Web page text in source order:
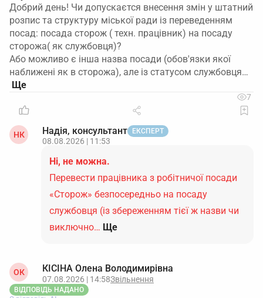
Добрий день! Чи допускаєтся внесення змін у штатний
розпис та структуру міської ради із переведенням
посад: посада сторож ( техн. працівник) на посаду
сторожа( як службовця)?
Або можливо є інша назва посади (обов'язки якої
наближені як в сторожа), але із статусом службовця…
7
НК Надія, консультант ЕКСПЕРТ
08.08.2026 | 11:53
Ні, не можна.
Перевести працівника з робітничої посади
«Сторож» безпосередньо на посаду
службовця (із збереженням тієї ж назви чи
виключно… Ще
ОК КІСІНА Олена Володимирівна
07.08.2026 | 14:58Звільнення
ВІДПОВІДЬ НАДАНО